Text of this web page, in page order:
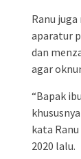
Ranu
aparatur
dan
agar
“Bapak
kata
2020 lalu.